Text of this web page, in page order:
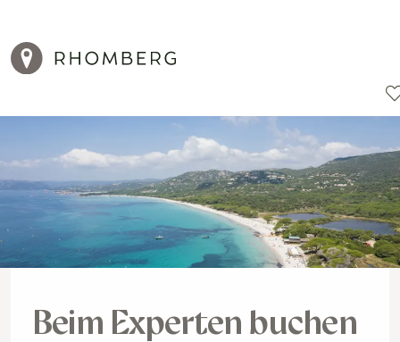
Reiseziele Reisearten Aktionen
Beim Experten buchen